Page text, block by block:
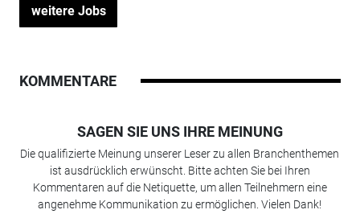
weitere Jobs
KOMMENTARE
SAGEN SIE UNS IHRE MEINUNG
Die qualifizierte Meinung unserer Leser zu allen Branchenthemen
ist ausdrücklich erwünscht. Bitte achten Sie bei Ihren
Kommentaren auf die Netiquette, um allen Teilnehmern eine
angenehme Kommunikation zu ermöglichen. Vielen Dank!